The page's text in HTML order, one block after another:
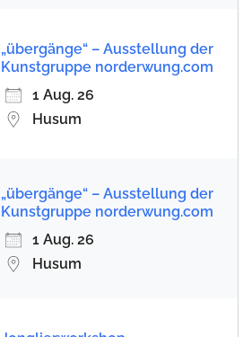
„übergänge“ – Ausstellung der
Kunstgruppe norderwung.com
1 Aug. 26
Husum
„übergänge“ – Ausstellung der
Kunstgruppe norderwung.com
1 Aug. 26
Husum